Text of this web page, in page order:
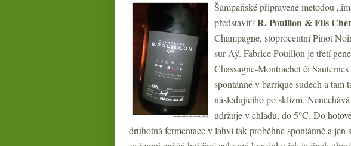
Šampaňské připravené metodou
představit?R. Pouillon & Fils
Champagne, stoprocentní Pinot
sur-Aÿ. Fabrice Pouillon je třetí
Chassagne-Montrachet či
spontánně v barrique sudech a tam
následujícího po sklizni.
udržuje v chladu, do 5°C. Do
druhotná fermentace v lahvi tak proběhne spontánně a